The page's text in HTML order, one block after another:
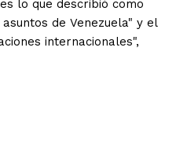
lo que describió como
de Venezuela" y el
internacionales",